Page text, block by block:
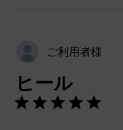
ご利用者様
ヒール